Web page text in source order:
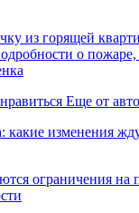
из горящей
о пожаре,
Еще от
какие изменения
ограничения на